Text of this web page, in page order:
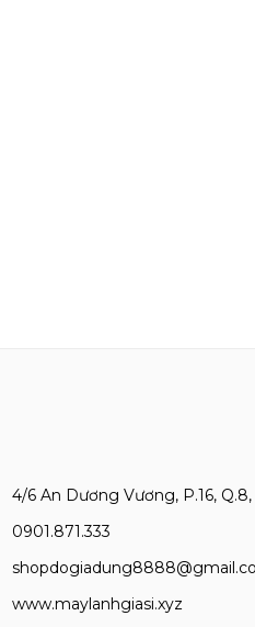
4/6 An Dương Vương, P.16, Q.8,
0901.871.333
www.maylanhgiasi.xyz